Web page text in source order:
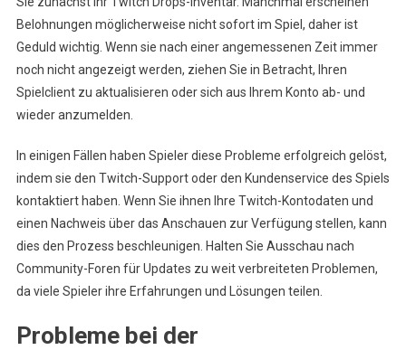
Belohnungen möglicherweise nicht sofort im Spiel, daher ist
Geduld wichtig. Wenn sie nach einer angemessenen Zeit immer
noch nicht angezeigt werden, ziehen Sie in Betracht, Ihren
Spielclient zu aktualisieren oder sich aus Ihrem Konto ab- und
wieder anzumelden.
In einigen Fällen haben Spieler diese Probleme erfolgreich gelöst,
indem sie den Twitch-Support oder den Kundenservice des Spiels
kontaktiert haben. Wenn Sie ihnen Ihre Twitch-Kontodaten und
einen Nachweis über das Anschauen zur Verfügung stellen, kann
dies den Prozess beschleunigen. Halten Sie Ausschau nach
Community-Foren für Updates zu weit verbreiteten Problemen,
da viele Spieler ihre Erfahrungen und Lösungen teilen.
Probleme bei der